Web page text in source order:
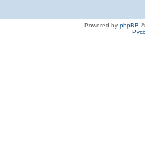
Powered by phpBB